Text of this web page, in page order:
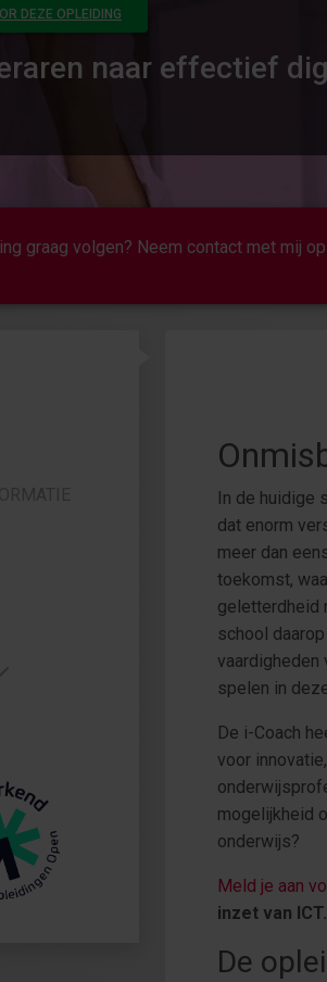
DEZE OPLEIDING
naar effectief
graag volgen? Neem contact met mij
In de huidige
dat enorm
meer dan
toekomst,
geletterdheid
school
vaardigheden
spelen in
De i-Coach
voor
mogelijkheid
onderwijs?
Meld je aan
inzet van ICT.
De